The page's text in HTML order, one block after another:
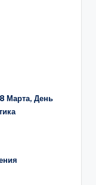
Марта, День